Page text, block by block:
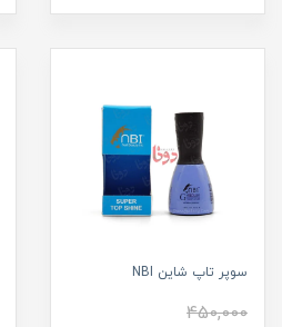
سوپر تاپ شاين NBI
450,000